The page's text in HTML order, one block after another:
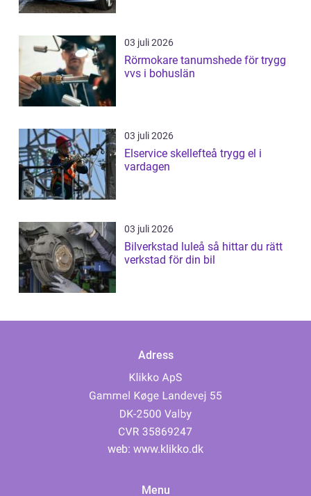
03 juli 2026
Rörmokare tanumshede för trygg
vvs i bohuslän
03 juli 2026
Elservice skellefteå trygg el i
vardagen
03 juli 2026
Bilverkstad luleå så hittar du rätt
verkstad för din bil
Adress
web: www.klikko.dk
Menu